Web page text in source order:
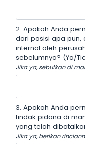
2. Apakah Anda
dari posisi apa pun,
internal oleh
sebelumnya? (Ya/
Jika ya, sebutkan di
3. Apakah Anda
tindak pidana di
yang telah
Jika ya, berikan